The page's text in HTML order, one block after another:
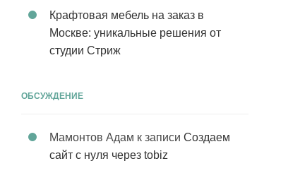
Крафтовая мебель на заказ в
Москве: уникальные решения от
студии Стриж
ОБСУЖДЕНИЕ
Мамонтов Адам к записи Создаем
сайт с нуля через tobiz